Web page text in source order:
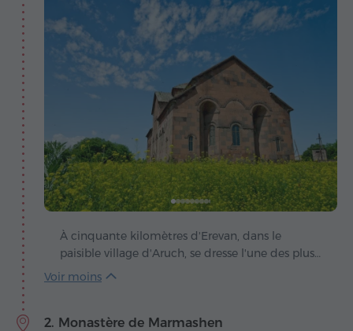
À cinquante kilomètres d'Erevan, dans le
paisible village d'Aruch, se dresse l'une des plus
vastes églises de l'Arménie médiévale – la
la grandeur de son époque, lorsque
2. Monastère de Marmashen